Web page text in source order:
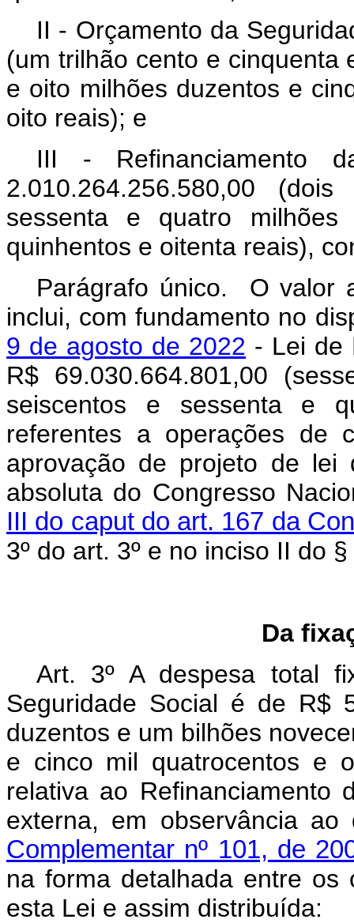
II - Orçamento da
(um trilhão cento e cinquenta
e oito milhões duzentos e
oito reais); e
III - Refinanciamento
2.010.264.256.580,00
sessenta e quatro
quinhentos e oitenta reais),
Parágrafo único. O
inclui, com fundamento no
9 de agosto de 2022 - Lei de
R$ 69.030.664.801,00
seiscentos e sessenta e
referentes a operações de
aprovação de projeto de lei
absoluta do Congresso
III do caput do art. 167 da
3º do art. 3º e no inciso II do
Da
Art. 3º A despesa total
Seguridade Social é de R$
duzentos e um bilhões
e cinco mil quatrocentos e
relativa ao Refinanciamento
externa, em observância
Complementar nº 101, de
na forma detalhada entre os
esta Lei e assim distribuída: